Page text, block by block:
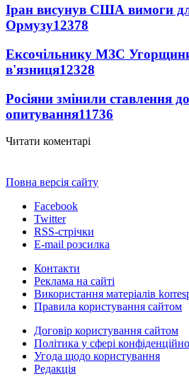
Іран висунув США вимоги
Ормузу12378
Ексочільнику МЗС
в'язниця12328
Росіяни змінили ставлення
опитування11736
Читати коментарі
Повна версія сайту
Facebook
Twitter
RSS-стрічки
E-mail розсилка
Контакти
Реклама на сайті
Використання матеріалів
Правила користування сайтом
Договір користування сайтом
Політика у сфері
Угода щодо користування
Редакція